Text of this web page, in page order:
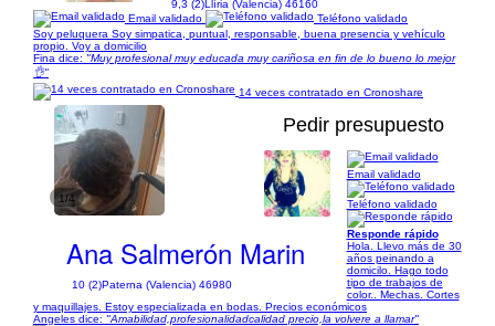
9,3 (2)Llíria (Valencia) 46160
Email validado
Teléfono validado
Soy peluquera Soy simpatica, puntual, responsable, buena presencia y vehículo
propio. Voy a domicilio
Fina dice: "Muy profesional muy educada muy cariñosa en fin de lo bueno lo mejor
👌"
14 veces contratado en Cronoshare
1/4
Pedir presupuesto
Ana Salmerón Marin
10 (2)Paterna (Valencia) 46980
Email validado
Teléfono validado
Responde rápido
Hola. Llevo más de 30
años peinando a
domicilo. Hago todo
tipo de trabajos de
color.. Mechas. Cortes
y maquillajes. Estoy especializada en bodas. Precios económicos
Angeles dice: "Amabilidad,profesionalidadcalidad precio,la volvere a llamar"